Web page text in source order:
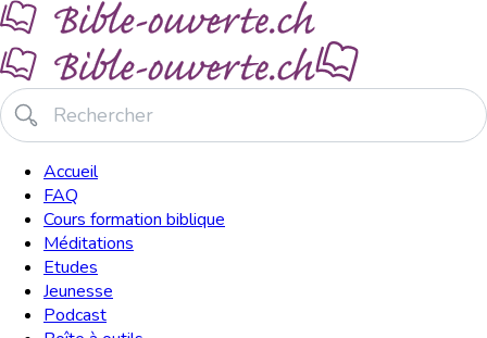
Accueil
FAQ
Cours formation biblique
Méditations
Etudes
Jeunesse
Podcast